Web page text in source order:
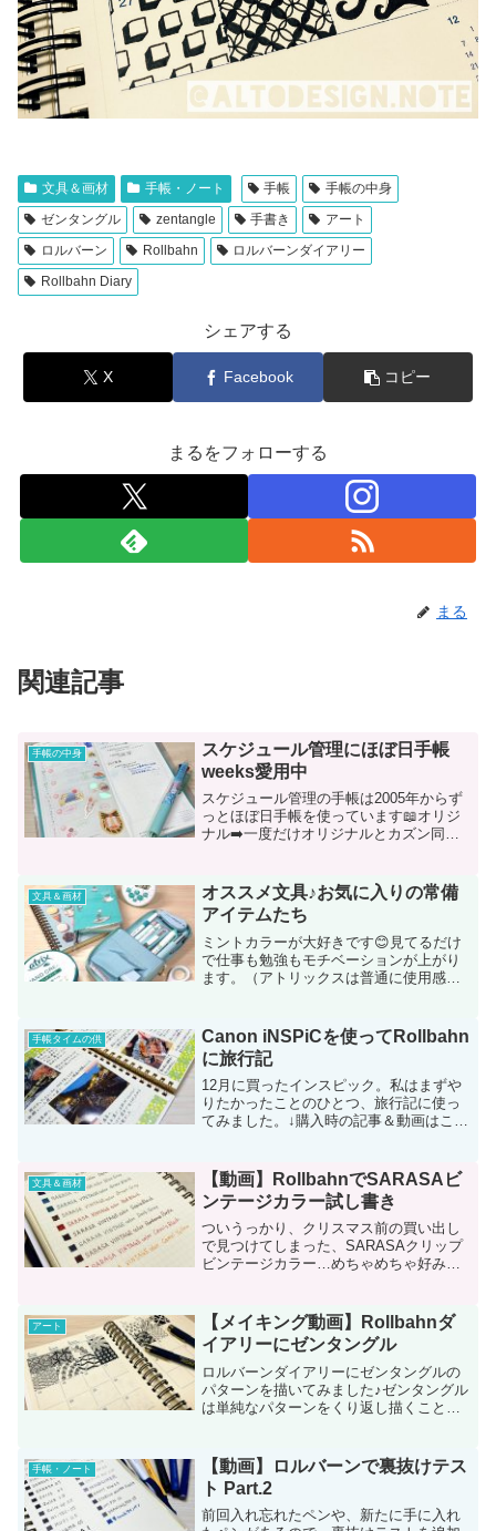
文具＆画材 手帳・ノート 手帳
手帳の中身
ゼンタングル
zentangle 手書き
アート
ロルバーン
Rollbahn
ロルバーンダイアリー
Rollbahn Diary
シェアする
X Facebook コピー
まるをフォローする
まる
関連記事
手帳の中身
スケジュール管理にほぼ日手帳
weeks愛用中
スケジュール管理の手帳は2005年からず
っとほぼ日手帳を使っています📖オリジ
ナル➡️一度だけオリジナルとカズン同時
バンにピッタリのサイズ！それから毎年
week...
文具＆画材
オススメ文具♪お気に入りの常備
アイテムたち
ミントカラーが大好きです😊見てるだけ
で仕事も勉強もモチベーションが上がり
ます。（アトリックスは普通に使用感が
れても潰れません。ただ私の普段使いに
は容量が小さいので、こち...
手帳タイムの供
Canon iNSPiCを使ってRollbahn
に旅行記
12月に買ったインスピック。私はまずや
りたかったことのひとつ、旅行記に使っ
てみました。↓購入時の記事＆動画はこち
ざってしまって😅家族みんなが似たよう
な状態。あの露天風...
文具＆画材
【動画】RollbahnでSARASAビ
ンテージカラー試し書き
ついうっかり、クリスマス前の買い出し
で見つけてしまった、SARASAクリップ
ビンテージカラー…めちゃめちゃ好みの
（沼）というわけで恒例の（？）ロルバ
ーンで試し書き＆裏抜...
アート
【メイキング動画】Rollbahnダ
イアリーにゼンタングル
ロルバーンダイアリーにゼンタングルの
パターンを描いてみました♪ゼンタングル
は単純なパターンをくり返し描くこと
アートメソッドです。絵心が無くても公
式本に載ってる書き順通...
手帳・ノート
【動画】ロルバーンで裏抜けテス
ト Part.2
前回入れ忘れたペンや、新たに手に入れ